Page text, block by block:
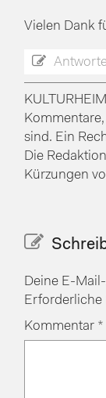
Vielen Dank
sind. Ein
Die
Kürzungen
Deine E-
Erforderliche
Kommentar *